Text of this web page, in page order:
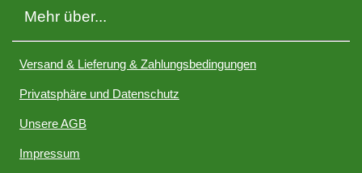
Mehr über...
Versand & Lieferung & Zahlungsbedingungen
Privatsphäre und Datenschutz
Unsere AGB
Impressum